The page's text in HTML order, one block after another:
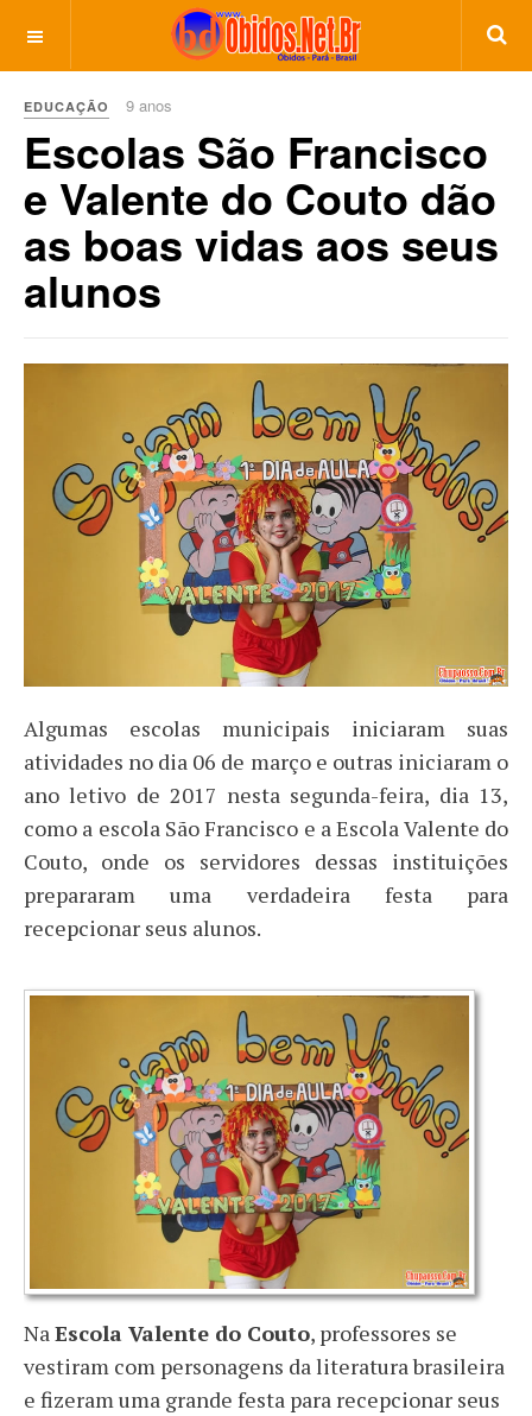
EDUCAÇÃO 9 anos
Escolas São Francisco
e Valente do Couto dão
as boas vidas aos seus
alunos
Algumas escolas municipais iniciaram suas
atividades no dia 06 de março e outras iniciaram o
ano letivo de 2017 nesta segunda-feira, dia 13,
como a escola São Francisco e a Escola Valente do
Couto, onde os servidores dessas instituições
prepararam uma verdadeira festa para
recepcionar seus alunos.
NaEscola Valente do Couto, professores se
vestiram com personagens da literatura brasileira
e fizeram uma grande festa para recepcionar seus